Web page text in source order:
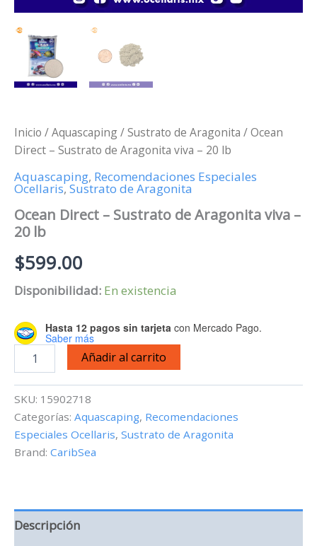
Inicio /Aquascaping/Sustrato de Aragonita / Ocean
Direct – Sustrato de Aragonita viva – 20 lb
Aquascaping, Recomendaciones Especiales
Ocellaris, Sustrato de Aragonita
Ocean Direct – Sustrato de Aragonita viva –
20 lb
$599.00
Disponibilidad: En existencia
Hasta 12 pagos sin tarjeta con Mercado Pago.
Saber más
Direct
de
Aragonita
viva
-
Añadir al carrito
SKU: 15902718
Categorías: Aquascaping, Recomendaciones
Especiales Ocellaris, Sustrato de Aragonita
Brand: CaribSea
Descripción